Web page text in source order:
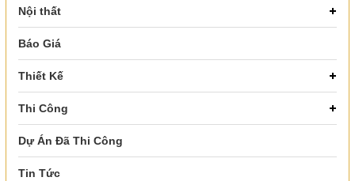
Nội thất
Báo Giá
Thiết Kế
Thi Công
Dự Án Đã Thi Công
Tin Tức